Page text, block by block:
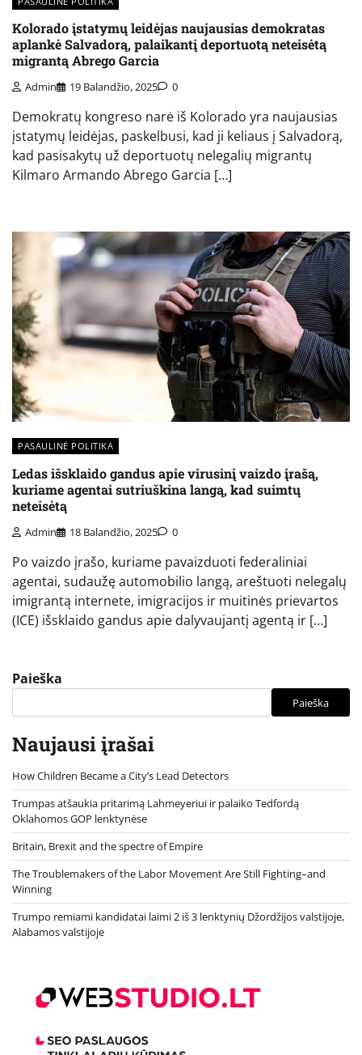
Kolorado įstatymų leidėjas naujausias demokratas
aplankė Salvadorą, palaikantį deportuotą neteisėtą
migrantą Abrego Garcia
Admin 19 Balandžio, 2025 0
Demokratų kongreso narė iš Kolorado yra naujausias
įstatymų leidėjas, paskelbusi, kad ji keliaus į Salvadorą,
kad pasisakytų už deportuotų nelegalių migrantų
Kilmaro Armando Abrego Garcia […]
PASAULINĖ POLITIKA
Ledas išsklaido gandus apie virusinį vaizdo įrašą,
kuriame agentai sutriuškina langą, kad suimtų
neteisėtą
Admin 18 Balandžio, 2025 0
Po vaizdo įrašo, kuriame pavaizduoti federaliniai
agentai, sudaužę automobilio langą, areštuoti nelegalų
imigrantą internete, imigracijos ir muitinės prievartos
(ICE) išsklaido gandus apie dalyvaujantį agentą ir […]
Paieška
Paieška
Naujausi įrašai
How Children Became a City’s Lead Detectors
Trumpas atšaukia pritarimą Lahmeyeriui ir palaiko Tedfordą
Oklahomos GOP lenktynėse
Britain, Brexit and the spectre of Empire
The Troublemakers of the Labor Movement Are Still Fighting–and
Winning
Trumpo remiami kandidatai laimi 2 iš 3 lenktynių Džordžijos valstijoje,
Alabamos valstijoje